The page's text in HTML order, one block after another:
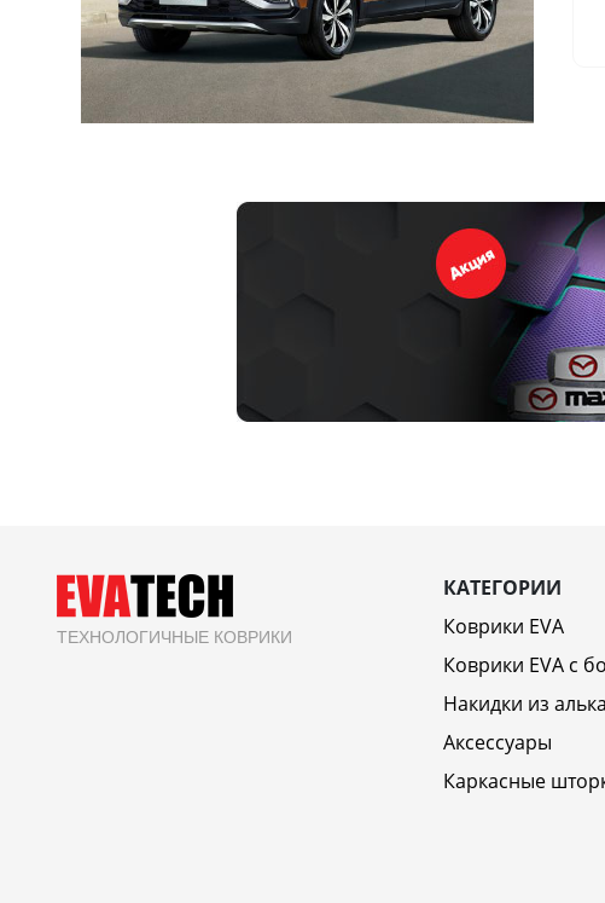
ТЕХНОЛОГИЧНЫЕ КОВРИКИ
КАТЕГОРИИ
Коврики EVA
Коврики EVA c
Накидки из
Аксессуары
Каркасные